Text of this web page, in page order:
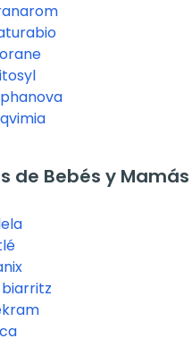
de Bebés y Mamás
biarritz